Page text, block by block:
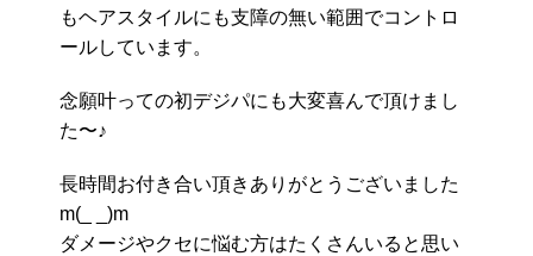
もヘアスタイルにも支障の無い範囲でコントロ
ールしています。
念願叶っての初デジパにも大変喜んで頂けまし
た〜♪
長時間お付き合い頂きありがとうございました
m(_ _)m
ダメージやクセに悩む方はたくさんいると思い